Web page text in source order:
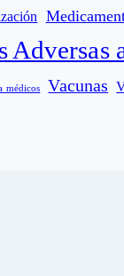
Adversas
médicos Vacunas